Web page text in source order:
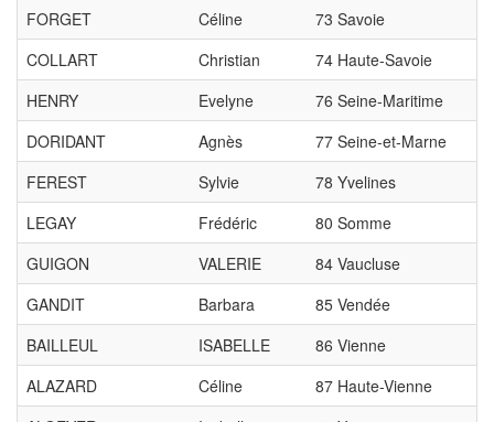
FORGET
Céline
73 Savoie
COLLART
Christian
74 Haute-Savoie
HENRY
Evelyne
76 Seine-Maritime
DORIDANT
Agnès
77 Seine-et-Marne
FEREST
Sylvie
78 Yvelines
LEGAY
Frédéric
80 Somme
GUIGON
VALERIE
84 Vaucluse
GANDIT
Barbara
85 Vendée
BAILLEUL
ISABELLE
86 Vienne
ALAZARD
Céline
87 Haute-Vienne